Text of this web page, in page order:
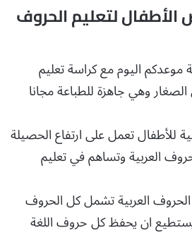
الأطفال لتعليم الحروف
موعدكم اليوم مع كراسة تعليم
وهي جاهزة للطباعة مجانا
للأطفال تعمل على ارتفاع الحصيلة
العربية وتساهم في تعليم
العربية تشمل كل الحروف
ان يحفظ كل حروف اللغة